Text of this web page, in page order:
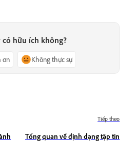
có hữu ích không?
ơn Không thực sự
Tiếp theo
Tổng quan về định dạng tập tin